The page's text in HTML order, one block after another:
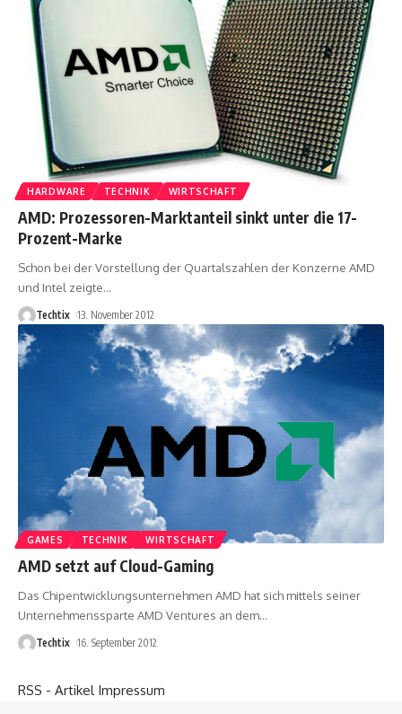
HARDWARE TECHNIK WIRTSCHAFT
AMD: Prozessoren-Marktanteil sinkt unter die 17-
Prozent-Marke
Schon bei der Vorstellung der Quartalszahlen der Konzerne AMD
und Intel zeigte…
Techtix 13. November 2012
GAMES TECHNIK WIRTSCHAFT
AMD setzt auf Cloud-Gaming
Das Chipentwicklungsunternehmen AMD hat sich mittels seiner
Unternehmenssparte AMD Ventures an dem…
Techtix 16. September 2012
RSS - Artikel Impressum